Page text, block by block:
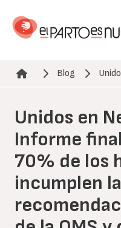
contenido
Ruta de navegación
Blog
Unidos en
Informe
70% de los
incumplen